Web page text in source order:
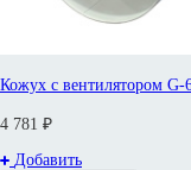
Кожух с вентилятором G-
4 781 ₽
Добавить